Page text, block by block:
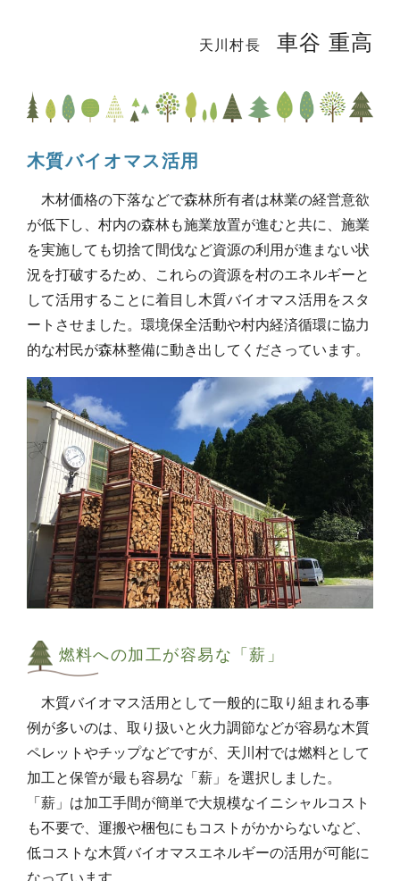
天川村長 車谷 重高
木質バイオマス活用
木材価格の下落などで森林所有者は林業の経営意欲
が低下し、村内の森林も施業放置が進むと共に、施業
を実施しても切捨て間伐など資源の利用が進まない状
況を打破するため、これらの資源を村のエネルギーと
して活用することに着目し木質バイオマス活用をスタ
ートさせました。環境保全活動や村内経済循環に協力
的な村民が森林整備に動き出してくださっています。
燃料への加工が容易な「薪」
木質バイオマス活用として一般的に取り組まれる事
例が多いのは、取り扱いと火力調節などが容易な木質
ペレットやチップなどですが、天川村では燃料として
加工と保管が最も容易な「薪」を選択しました。
「薪」は加工手間が簡単で大規模なイニシャルコスト
も不要で、運搬や梱包にもコストがかからないなど、
低コストな木質バイオマスエネルギーの活用が可能に